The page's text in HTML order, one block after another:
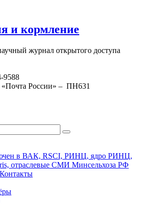
и кормление
журнал открытого доступа
9588
«Почта России» – ПН631
в ВАК, RSCI, РИНЦ, ядро РИНЦ,
отраслевые СМИ Минсельхоза РФ